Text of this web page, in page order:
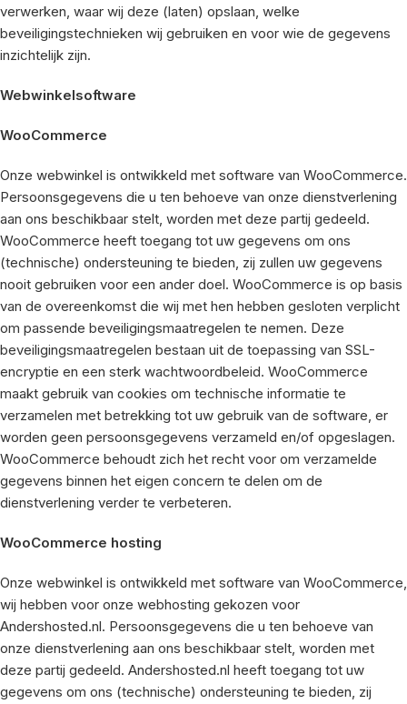
verwerken, waar wij deze (laten) opslaan, welke
beveiligingstechnieken wij gebruiken en voor wie de gegevens
inzichtelijk zijn.
Webwinkelsoftware
WooCommerce
Onze webwinkel is ontwikkeld met software van WooCommerce.
Persoonsgegevens die u ten behoeve van onze dienstverlening
aan ons beschikbaar stelt, worden met deze partij gedeeld.
WooCommerce heeft toegang tot uw gegevens om ons
(technische) ondersteuning te bieden, zij zullen uw gegevens
nooit gebruiken voor een ander doel. WooCommerce is op basis
van de overeenkomst die wij met hen hebben gesloten verplicht
om passende beveiligingsmaatregelen te nemen. Deze
beveiligingsmaatregelen bestaan uit de toepassing van SSL-
encryptie en een sterk wachtwoordbeleid. WooCommerce
maakt gebruik van cookies om technische informatie te
verzamelen met betrekking tot uw gebruik van de software, er
worden geen persoonsgegevens verzameld en/of opgeslagen.
WooCommerce behoudt zich het recht voor om verzamelde
gegevens binnen het eigen concern te delen om de
dienstverlening verder te verbeteren.
WooCommerce hosting
Onze webwinkel is ontwikkeld met software van WooCommerce,
wij hebben voor onze webhosting gekozen voor
Andershosted.nl. Persoonsgegevens die u ten behoeve van
onze dienstverlening aan ons beschikbaar stelt, worden met
deze partij gedeeld. Andershosted.nl heeft toegang tot uw
gegevens om ons (technische) ondersteuning te bieden, zij